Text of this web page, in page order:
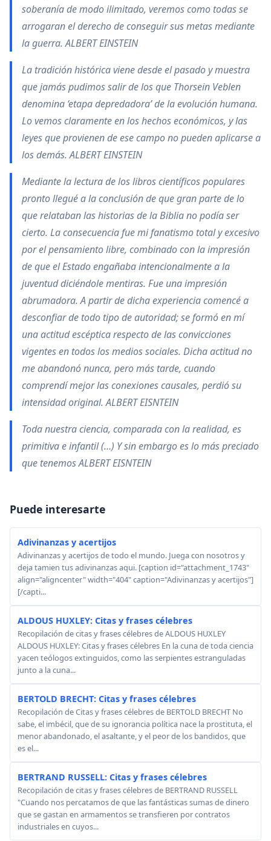
soberanía de modo ilimitado, veremos como todas se
arrogaran el derecho de conseguir sus metas mediante
la guerra. ALBERT EINSTEIN
La tradición histórica viene desde el pasado y muestra
que jamás pudimos salir de los que Thorsein Veblen
denomina ‘etapa depredadora’ de la evolución humana.
Lo vemos claramente en los hechos económicos, y las
leyes que provienen de ese campo no pueden aplicarse a
los demás. ALBERT EINSTEIN
Mediante la lectura de los libros científicos populares
pronto llegué a la conclusión de que gran parte de lo
que relataban las historias de la Biblia no podía ser
cierto. La consecuencia fue mi fanatismo total y excesivo
por el pensamiento libre, combinado con la impresión
de que el Estado engañaba intencionalmente a la
juventud diciéndole mentiras. Fue una impresión
abrumadora. A partir de dicha experiencia comencé a
desconfiar de todo tipo de autoridad; se formó en mí
una actitud escéptica respecto de las convicciones
vigentes en todos los medios sociales. Dicha actitud no
me abandonó nunca, pero más tarde, cuando
comprendí mejor las conexiones causales, perdió su
intensidad original. ALBERT EISNTEIN
Toda nuestra ciencia, comparada con la realidad, es
primitiva e infantil (…) Y sin embargo es lo más preciado
que tenemos ALBERT EISNTEIN
Puede interesarte
Adivinanzas y acertijos
Adivinanzas y acertijos de todo el mundo. Juega con nosotros y
deja tamien tus adivinanzas aqui. [caption id="attachment_1743"
align="aligncenter" width="404" caption="Adivinanzas y acertijos"]
[/capti...
ALDOUS HUXLEY: Citas y frases célebres
Recopilación de citas y frases célebres de ALDOUS HUXLEY
ALDOUS HUXLEY: Citas y frases célebres En la cuna de toda ciencia
yacen teólogos extinguidos, como las serpientes estranguladas
junto a la cuna...
BERTOLD BRECHT: Citas y frases célebres
Recopilación de Citas y frases célebres de BERTOLD BRECHT No
sabe, el imbécil, que de su ignorancia política nace la prostituta, el
menor abandonado, el asaltante, y el peor de los bandidos, que
es el...
BERTRAND RUSSELL: Citas y frases célebres
Recopilación de citas y frases célebres de BERTRAND RUSSELL
"Cuando nos percatamos de que las fantásticas sumas de dinero
que se gastan en armamentos se transfieren por contratos
industriales en cuyos...